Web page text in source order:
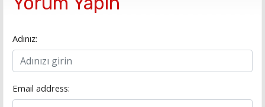
Adınız:
Email address: